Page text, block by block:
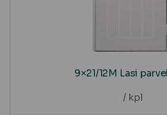
9×21/12M Lasi
/ kpl